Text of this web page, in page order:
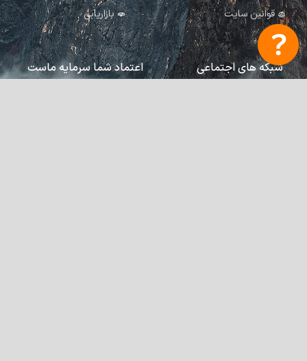
قوانین سایت
بازاریابی
شبکه های اجتماعی اعتماد شما سرمایه ماست